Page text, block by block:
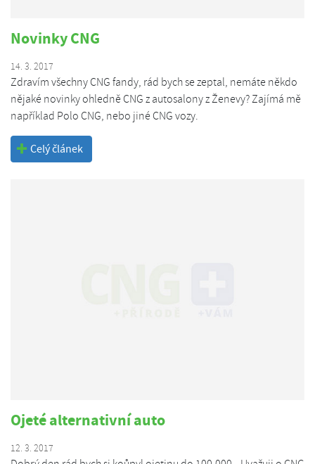
Novinky CNG
14. 3. 2017
Zdravím všechny CNG fandy, rád bych se zeptal, nemáte někdo
nějaké novinky ohledně CNG z autosalony z Ženevy? Zajímá mě
například Polo CNG, nebo jiné CNG vozy.
Celý článek
Ojeté alternativní auto
12. 3. 2017